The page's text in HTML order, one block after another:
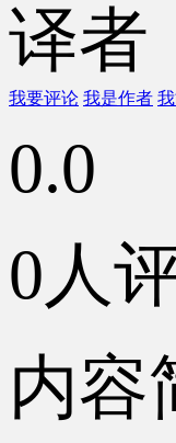
译者
我要评论 我是作者
0.0
0人
内容